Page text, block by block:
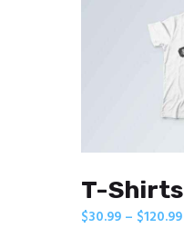
T-Shirts
$30.99 – $120.99